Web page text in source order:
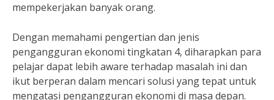
mempekerjakan banyak orang.
Dengan memahami pengertian dan jenis
pengangguran ekonomi tingkatan 4, diharapkan para
pelajar dapat lebih aware terhadap masalah ini dan
ikut berperan dalam mencari solusi yang tepat untuk
mengatasi pengangguran ekonomi di masa depan.